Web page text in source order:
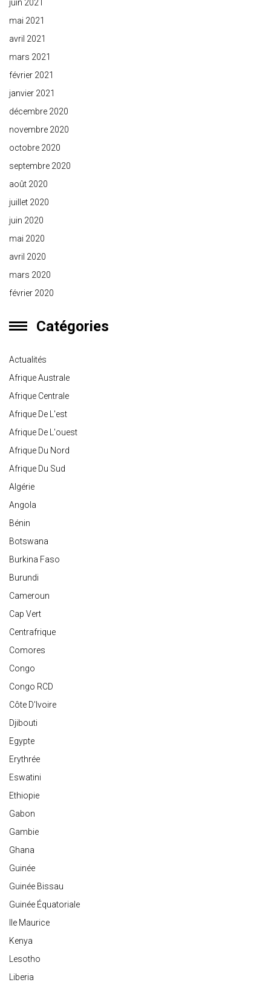
juin 2021
mai 2021
avril 2021
mars 2021
février 2021
janvier 2021
décembre 2020
novembre 2020
octobre 2020
septembre 2020
août 2020
juillet 2020
juin 2020
mai 2020
avril 2020
mars 2020
février 2020
Catégories
Actualités
Afrique Australe
Afrique Centrale
Afrique De L'est
Afrique De L'ouest
Afrique Du Nord
Afrique Du Sud
Algérie
Angola
Bénin
Botswana
Burkina Faso
Burundi
Cameroun
Cap Vert
Centrafrique
Comores
Congo
Congo RCD
Côte D'Ivoire
Djibouti
Egypte
Erythrée
Eswatini
Ethiopie
Gabon
Gambie
Ghana
Guinée
Guinée Bissau
Guinée Équatoriale
Ile Maurice
Kenya
Lesotho
Liberia